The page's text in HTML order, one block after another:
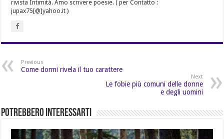
rivista Intimità. Amo scrivere poesie. ( per Contatto :
jupax75[@]yahoo.it )
Previous
Come dormi rivela il tuo carattere
Next
Le fobie più comuni delle donne
e degli uomini
Potrebbero Interessarti